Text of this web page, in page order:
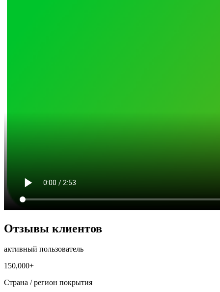
Отзывы клиентов
активный пользователь
150,000+
Страна / регион покрытия